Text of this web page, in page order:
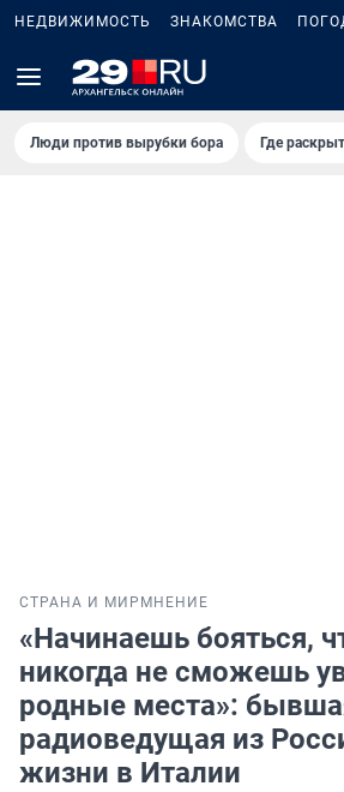
НЕДВИЖИМОСТЬ ЗНАКОМСТВА
Люди против вырубки бора Где
СТРАНА И МИР МНЕНИЕ
«Начинаешь бояться,
никогда не сможешь
родные места»:
радиоведущая из
жизни в Италии